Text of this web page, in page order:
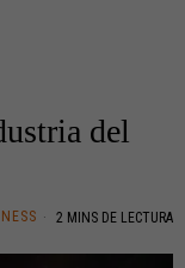
del
2 MINS DE LECTURA